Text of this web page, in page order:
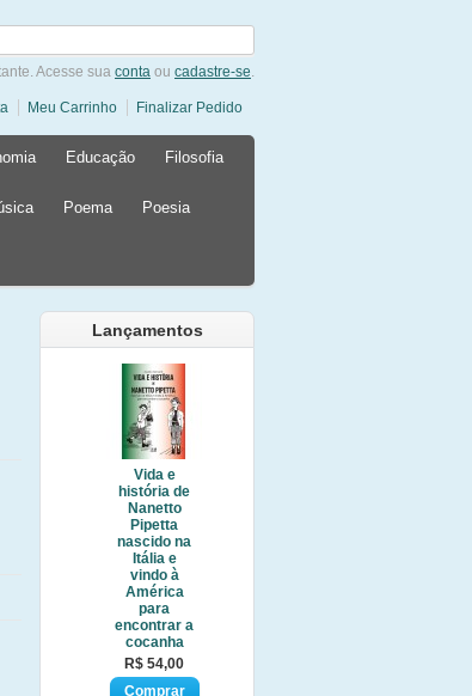
Acesse sua conta ou cadastre-se.
Meu Carrinho Finalizar Pedido
Educação Filosofia
Poema Poesia
Lançamentos
Vida e
história de
Nanetto
Pipetta
nascido na
Itália e
vindo à
América
para
encontrar a
cocanha
R$ 54,00